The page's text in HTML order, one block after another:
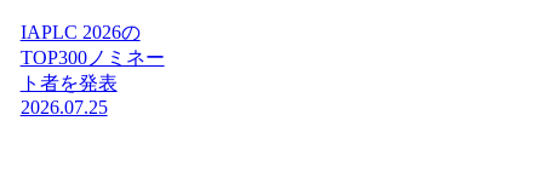
IAPLC 2026の
TOP300ノミネー
ト者を発表
2026.07.25